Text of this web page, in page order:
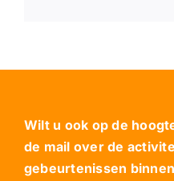
Wilt u ook op de
de mail over de
gebeurtenissen